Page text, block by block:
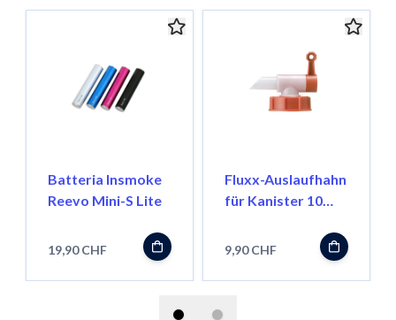
Batteria Insmoke
Reevo Mini-S Lite
19,90 CHF
Fluxx-Auslaufhahn
für Kanister 10
9,90 CHF